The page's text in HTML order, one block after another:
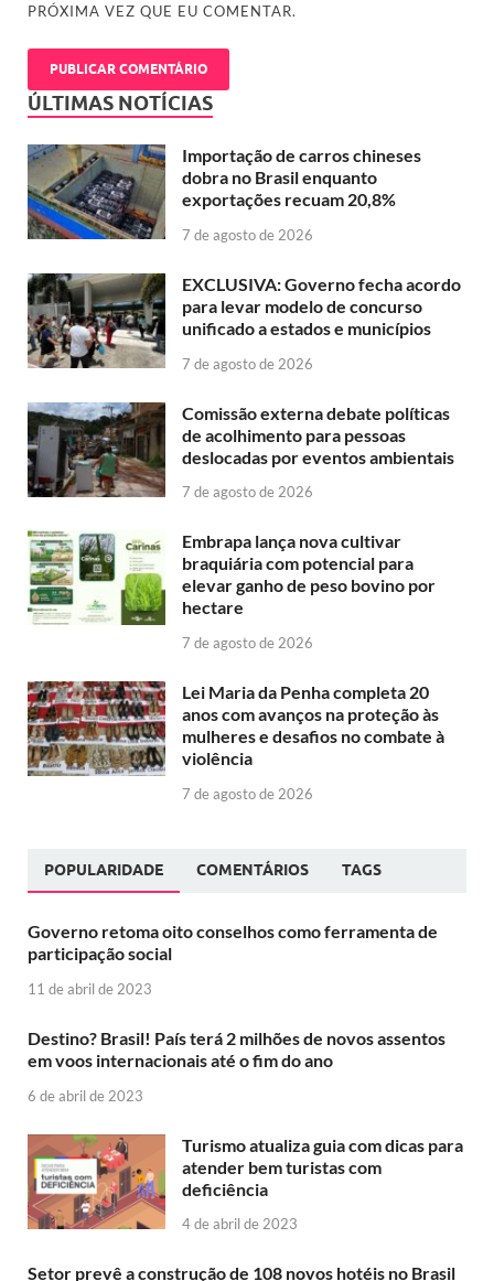
PRÓXIMA VEZ QUE EU COMENTAR.
ÚLTIMAS NOTÍCIAS
Importação de carros chineses
dobra no Brasil enquanto
exportações recuam 20,8%
7 de agosto de 2026
EXCLUSIVA: Governo fecha acordo
para levar modelo de concurso
unificado a estados e municípios
7 de agosto de 2026
Comissão externa debate políticas
de acolhimento para pessoas
deslocadas por eventos ambientais
7 de agosto de 2026
Embrapa lança nova cultivar
braquiária com potencial para
elevar ganho de peso bovino por
hectare
7 de agosto de 2026
Lei Maria da Penha completa 20
anos com avanços na proteção às
mulheres e desafios no combate à
violência
7 de agosto de 2026
POPULARIDADE COMENTÁRIOS TAGS
Governo retoma oito conselhos como ferramenta de
participação social
11 de abril de 2023
Destino? Brasil! País terá 2 milhões de novos assentos
em voos internacionais até o fim do ano
6 de abril de 2023
Turismo atualiza guia com dicas para
atender bem turistas com
deficiência
4 de abril de 2023
Setor prevê a construção de 108 novos hotéis no Brasil